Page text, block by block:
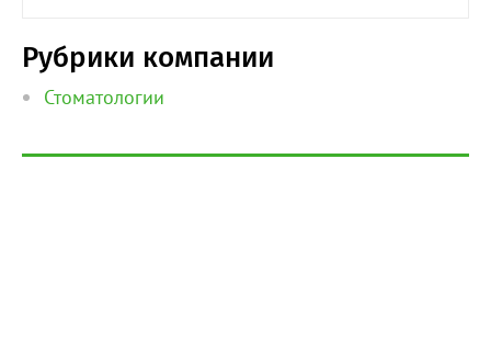
Рубрики компании
Стоматологии